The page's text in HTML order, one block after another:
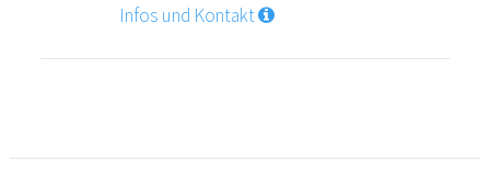
Infos und Kontakt